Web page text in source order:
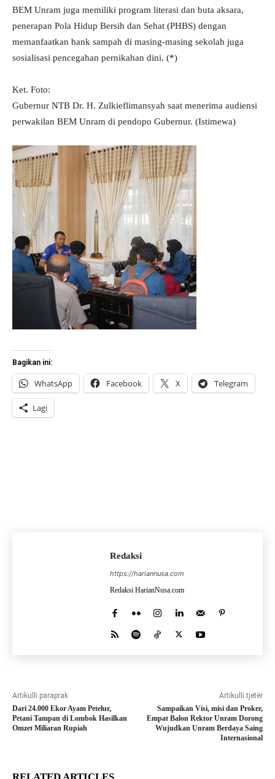
BEM Unram juga memiliki program literasi dan buta aksara,
penerapan Pola Hidup Bersih dan Sehat (PHBS) dengan
memanfaatkan bank sampah di masing-masing sekolah juga
sosialisasi pencegahan pernikahan dini. (*)
Ket. Foto:
Gubernur NTB Dr. H. Zulkieflimansyah saat menerima audiensi
perwakilan BEM Unram di pendopo Gubernur. (Istimewa)
Bagikan ini:
WhatsApp Facebook X Telegram
Lagi
Redaksi
https://hariannusa.com
Redaksi HarianNusa.com
Artikulli paraprak
Dari 24.000 Ekor Ayam Petelur,
Petani Tampan di Lombok Hasilkan
Omzet Miliaran Rupiah
Artikulli tjetër
Sampaikan Visi, misi dan Proker,
Empat Balon Rektor Unram Dorong
Wujudkan Unram Berdaya Saing
Internasional